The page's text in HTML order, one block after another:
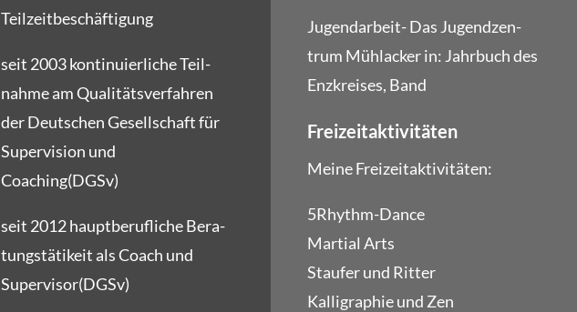
Teilzeitbeschäftigung
seit 2003 kon­ti­nu­ier­li­che Teil­
nah­me am Qua­li­täts­ver­fah­ren
der Deut­schen Gesell­schaft für
Super­vi­si­on und
Coaching(DGSv)
seit 2012 haupt­be­ruf­li­che Bera­
tungs­tä­tikeit als Coach und
Supervisor(DGSv)
Jugend­ar­beit- Das Jugend­zen­
trum Mühl­acker in: Jahr­buch des
Enz­krei­ses, Band
Freizeitaktivitäten
Mei­ne Freizeitaktivitäten:
5Rhythm-Dance
Mar­ti­al Arts
Stau­fer und Rit­ter
Kal­li­gra­phie und Zen